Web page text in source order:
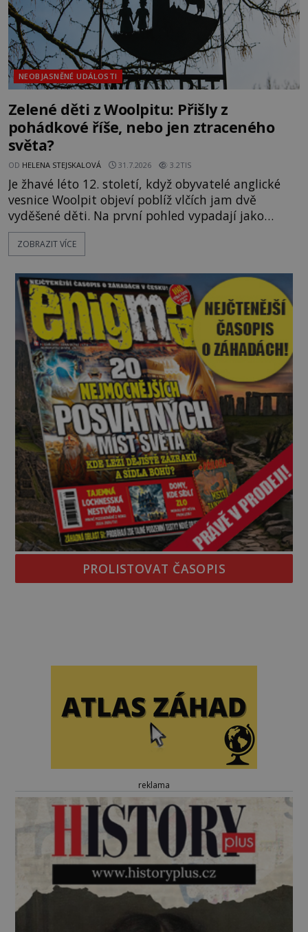
NEOBJASNĚNÉ UDÁLOSTI
Zelené děti z Woolpitu: Přišly z
pohádkové říše, nebo jen ztraceného
světa?
OD HELENA STEJSKALOVÁ 31.7.2026 3.2TIS
Je žhavé léto 12. století, když obyvatelé anglické
vesnice Woolpit objeví poblíž vlčích jam dvě
vyděšené děti. Na první pohled vypadají jako
každé jiné, až na jednu děsivou výjimku. Jejich
kůže má nazelenalý odstín, mluví
kromě syrových bobů. Příběh se rychle stává
jednou z největších záhad středověké Anglie a ani
po téměř devíti stech letech není
ZOBRAZIT VÍCE
PROLISTOVAT ČASOPIS
reklama